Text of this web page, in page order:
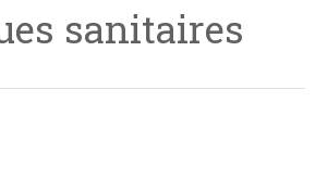
sanitaires